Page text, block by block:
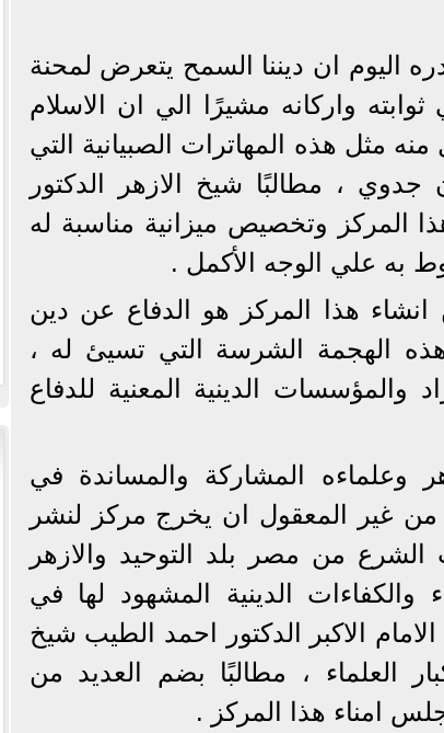
اليوم ان ديننا السمح يتعرض لمحنة
واركانه مشيرًا الي ان الاسلام
مثل هذه المهاترات الصبيانية التي
جدوي ، مطالبًا شيخ الازهر الدكتور
وتخصيص ميزانية مناسبة له
به علي الوجه الأكمل .
هذا المركز هو الدفاع عن دين
هذه الهجمة الشرسة التي تسيئ له ،
والمؤسسات الدينية المعنية للدفاع
وعلماءه المشاركة والمساندة في
غير المعقول ان يخرج مركز لنشر
الشرع من مصر بلد التوحيد والازهر
والكفاءات الدينية المشهود لها في
الاكبر الدكتور احمد الطيب شيخ
العلماء ، مطالبًا بضم العديد من
امناء هذا المركز .